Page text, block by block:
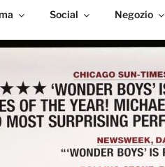
Social Negozio